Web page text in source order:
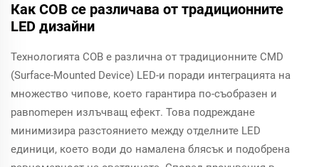
Как COB се различава от традиционните
LED дизайни
Технологията COB е различна от традиционните СMD
(Surface-Mounted Device) LED-и поради интеграцията на
множество чипове, което гарантира по-съобразен и
равnomерен излъчващ ефект. Това подреждане
минимизира разстоянието между отделните LED
единици, което води до намалена блясък и подобрена